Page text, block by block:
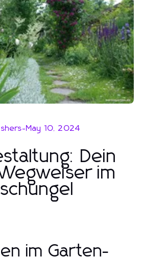
-May 10, 2024
Dein
im
im Garten-